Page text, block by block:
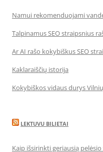
Namui rekomenduojami
Talpinamus SEO straipsnius
Ar AI rašo kokybiškus SEO
Kaklaraiščių istorija
Kokybiškos vidaus durys
LEKTUVU BILIETAI
Kaip išsirinkti geriausią